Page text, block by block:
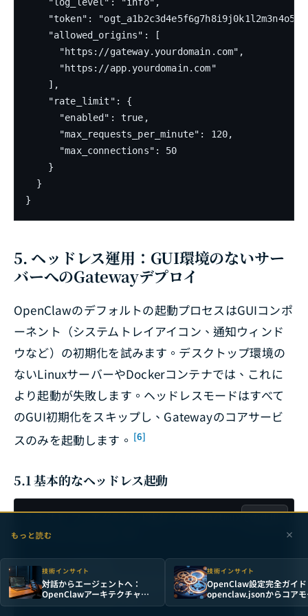
"token":
    "allowed_origins": [
      "https://gateway.yourdomain.com",
      "https://app.yourdomain.com"
    ],
    "rate_limit": {
      "enabled": true,
      "max_requests_per_minute": 120,
      "max_connections": 50
    }
  }
}
5. ヘッドレス運用：GUI環境のないサー
バーへのGatewayデプロイ
OpenClawのデフォルトの起動プロセスはGUIコンポ
ーネント（システムトレイアイコン、通知ウィンド
ウなど）の初期化を試みます。デスクトップ環境の
ないLinuxサーバーやDockerコンテナでは、これに
より起動が失敗します。ヘッドレスモードはすべて
のGUI初期化をスキップし、Gatewayのコアサービ
スのみを起動します。 [6]
5.1 基本的なヘッドレス起動
openclaw gateway run
# 方法2：環境変数
export OPENCLAW_HEADLESS=true
openclaw gateway run
もっと読む
技術インサイト
対話からエージェントへ：
OpenClawアーキテクチャ徹
底解説＆完全デプロイガイド
技術インサイト
OpenClaw設定完全ガイ
openclaw.jsonからコアモ
ル管理設定まで